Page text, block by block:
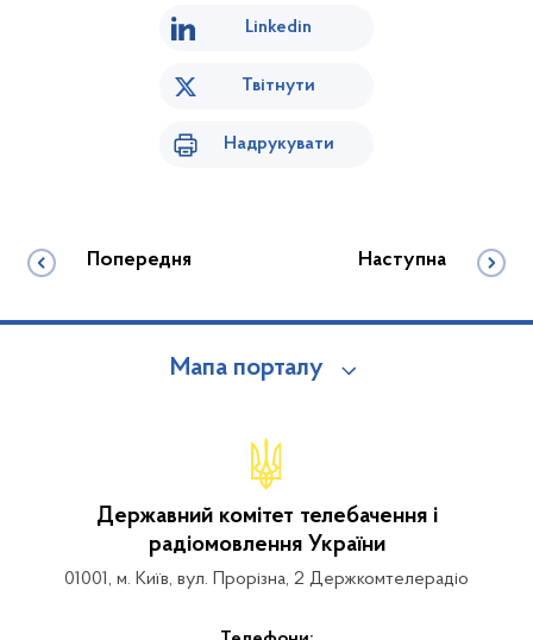
Linkedin
Твітнути
Надрукувати
Попередня Наступна
Мапа порталу
Державний комітет телебачення і
радіомовлення України
01001, м. Київ, вул. Прорізна, 2 Держкомтелерадіо